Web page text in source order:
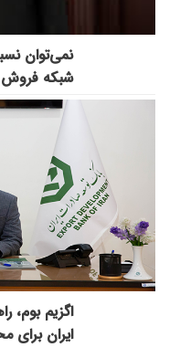
شبکه فروش
اگزیم بوم،
ایران برای